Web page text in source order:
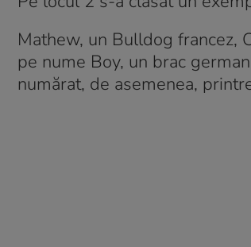
Mathew, un Bulldog francez,
pe nume Boy, un brac
numărat, de asemenea,